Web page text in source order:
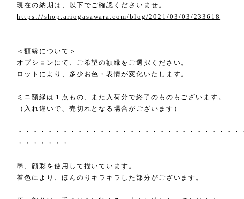
現在の納期は、以下でご確認くださいませ。
https://shop.ariogasawara.com/blog/2021/03/03/233618
＜額縁について＞
オプションにて、ご希望の額縁をご選択ください。
ロットにより、多少お色・表情が変化いたします。
ミニ額縁は１点もの、また入荷分で終了のものもございます。
（入れ違いで、売切れとなる場合がございます）
・・・・・・・・・・・・・・・・・・・・・・・・・・・・・・
・・・・・・・
墨、顔彩を使用して描いています。
着色により、ほんのりキラキラした部分がございます。